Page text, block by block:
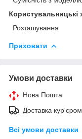
Користувальницькі
Розташування
Приховати
Умови доставки
Нова Пошта
Доставка кур'єром
Всі умови доставки